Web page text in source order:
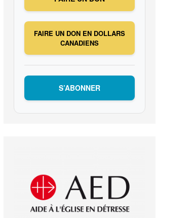
FAIRE UN DON EN DOLLARS
CANADIENS
S’ABONNER